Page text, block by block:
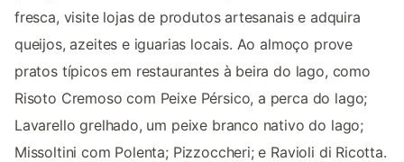
fresca, visite lojas de produtos artesanais e adquira
queijos, azeites e iguarias locais. Ao almoço prove
pratos típicos em restaurantes à beira do lago, como
Risoto Cremoso com Peixe Pérsico, a perca do lago;
Lavarello grelhado, um peixe branco nativo do lago;
Missoltini com Polenta; Pizzoccheri; e Ravioli di Ricotta.